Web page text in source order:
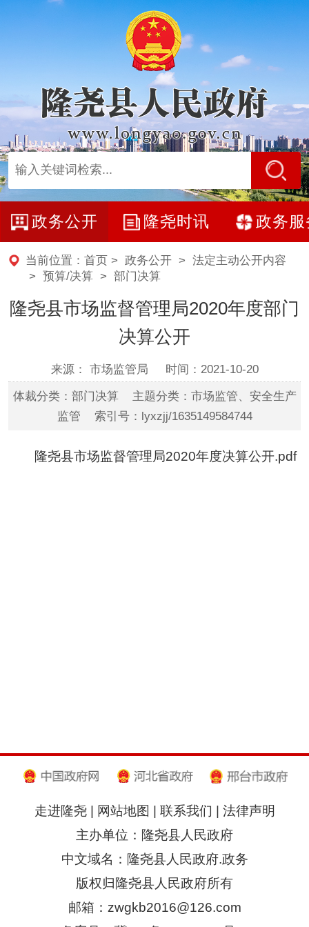
政务公开 隆尧时讯 政务服
当前位置： 首页 > 政务公开> 法定主动公开内容
> 预算/决算> 部门决算
隆尧县市场监督管理局2020年度部门
决算公开
来源： 市场监管局 时间：2021-10-20
体裁分类：部门决算 主题分类：市场监管、安全生产
监管 索引号：lyxzjj/1635149584744
隆尧县市场监督管理局2020年度决算公开.pdf
走进隆尧| 网站地图 联系我们
法律声明
主办单位：隆尧县人民政府
中文域名：隆尧县人民政府.政务
版权归隆尧县人民政府所有
邮箱：zwgkb2016@126.com